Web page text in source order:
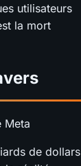
utilisateurs
la mort
de dollars